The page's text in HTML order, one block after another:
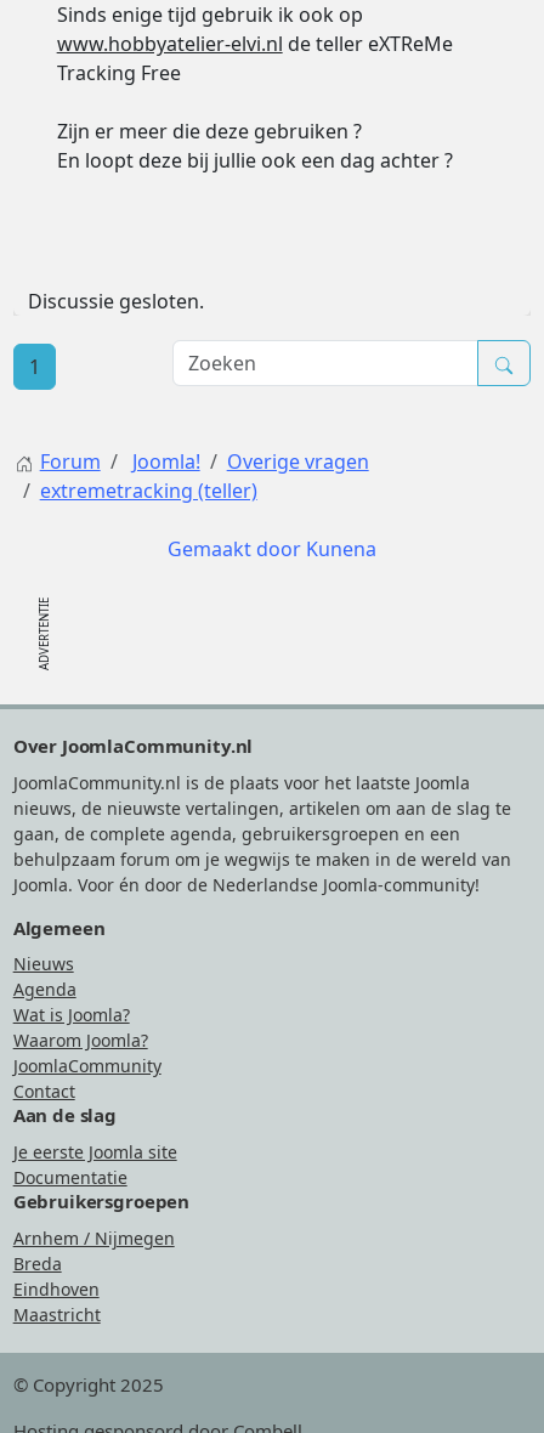
Sinds enige tijd gebruik ik ook op
www.hobbyatelier-elvi.nl de teller eXTReMe
Tracking Free
Zijn er meer die deze gebruiken ?
En loopt deze bij jullie ook een dag achter ?
Discussie gesloten.
1
Forum Joomla!
Overige vragen
extremetracking (teller)
Gemaakt door Kunena
Over JoomlaCommunity.nl
JoomlaCommunity.nl is de plaats voor het laatste Joomla
nieuws, de nieuwste vertalingen, artikelen om aan de slag te
gaan, de complete agenda, gebruikersgroepen en een
behulpzaam forum om je wegwijs te maken in de wereld van
Joomla. Voor én door de Nederlandse Joomla-community!
Algemeen
Nieuws
Agenda
Wat is Joomla?
Waarom Joomla?
JoomlaCommunity
Contact
Aan de slag
Je eerste Joomla site
Documentatie
Gebruikersgroepen
Arnhem / Nijmegen
Breda
Eindhoven
Maastricht
© Copyright 2025